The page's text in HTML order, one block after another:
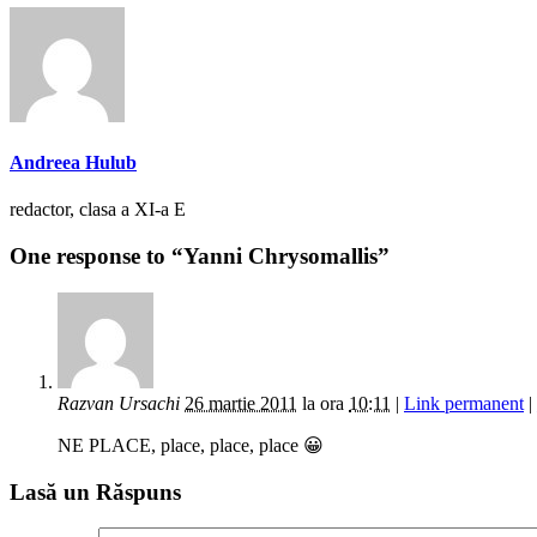
Andreea Hulub
redactor, clasa a XI-a E
One response to “Yanni Chrysomallis”
Razvan Ursachi 26 martie 2011 la ora 10:11 | Link permanent |
NE PLACE, place, place, place 😀
Lasă un Răspuns